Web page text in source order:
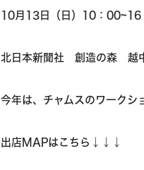
10月13日（日）10：00~16
北日本新聞社 創造の森 越
今年は、チャムスのワークシ
出店MAPはこちら↓↓↓